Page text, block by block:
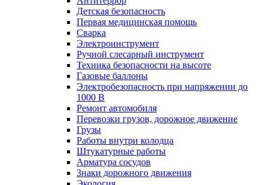
Детская безопасность
Первая медицинская помощь
Сварка
Электроинструмент
Ручной слесарный инструмент
Техника безопасности на высоте
Газовые баллоны
Электробезопасность при напряжении до
1000 В
Ремонт автомобиля
Перевозки грузов, дорожное движение
Грузы
Работы внутри колодца
Штукатурные работы
Арматура сосудов
Знаки дорожного движения